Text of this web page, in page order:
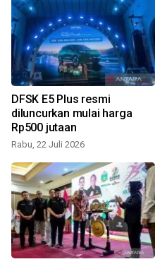
DFSK E5 Plus resmi
diluncurkan mulai harga
Rp500 jutaan
Rabu, 22 Juli 2026